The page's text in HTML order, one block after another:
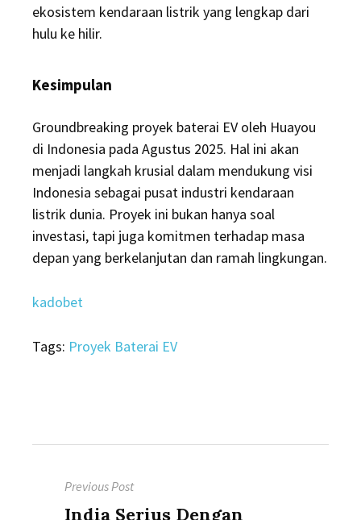
ekosistem kendaraan listrik yang lengkap dari
hulu ke hilir.
Kesimpulan
Groundbreaking proyek baterai EV oleh Huayou
di Indonesia pada Agustus 2025. Hal ini akan
menjadi langkah krusial dalam mendukung visi
Indonesia sebagai pusat industri kendaraan
listrik dunia. Proyek ini bukan hanya soal
investasi, tapi juga komitmen terhadap masa
depan yang berkelanjutan dan ramah lingkungan.
kadobet
Tags: Proyek Baterai EV
navigation
Previous Post
Previous
India Serius Dengan